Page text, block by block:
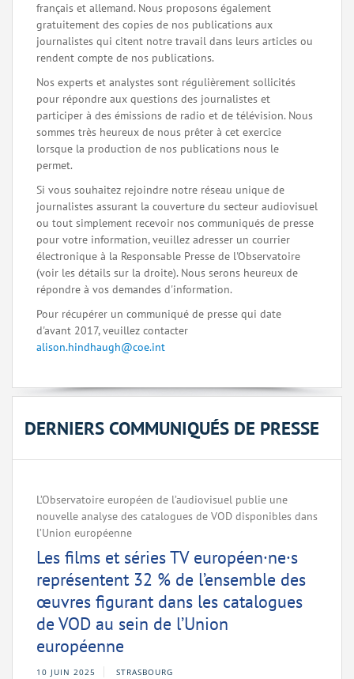
français et allemand. Nous proposons également
gratuitement des copies de nos publications aux
journalistes qui citent notre travail dans leurs articles ou
rendent compte de nos publications.
Nos experts et analystes sont régulièrement sollicités
pour répondre aux questions des journalistes et
participer à des émissions de radio et de télévision. Nous
sommes très heureux de nous prêter à cet exercice
lorsque la production de nos publications nous le
permet.
Si vous souhaitez rejoindre notre réseau unique de
journalistes assurant la couverture du secteur audiovisuel
ou tout simplement recevoir nos communiqués de presse
pour votre information, veuillez adresser un courrier
électronique à la Responsable Presse de l'Observatoire
(voir les détails sur la droite). Nous serons heureux de
répondre à vos demandes d'information.
Pour récupérer un communiqué de presse qui date
d'avant 2017, veuillez contacter
alison.hindhaugh@coe.int
DERNIERS COMMUNIQUÉS DE PRESSE
L’Observatoire européen de l’audiovisuel publie une
nouvelle analyse des catalogues de VOD disponibles dans
l’Union européenne
Les films et séries TV européen·ne·s
représentent 32 % de l’ensemble des
œuvres figurant dans les catalogues
de VOD au sein de l’Union
européenne
10 JUIN 2025 STRASBOURG